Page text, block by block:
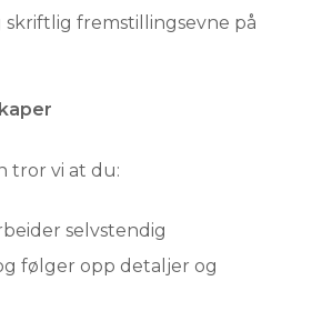
fremstillingsevne på
tror vi at du:
selvstendig
følger opp detaljer og